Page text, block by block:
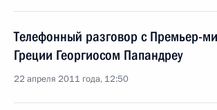
Телефонный разговор с Премьер-
Греции Георгиосом Папандреу
22 апреля 2011 года, 12:50